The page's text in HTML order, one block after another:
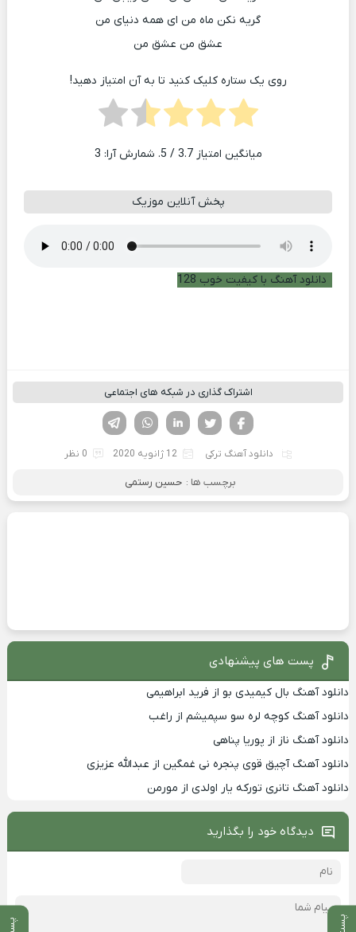
گریه نکن ماه من ای همه دنیای من
عشق من عشق من
روی یک ستاره کلیک کنید تا به آن امتیاز دهید!
میانگین امتیاز3.7 / 5. شمارش آرا: 3
پخش آنلاین موزیک
دانلود آهنگ با کیفیت خوب 128
اشتراک گذاری در شبکه های اجتماعی
لینکدین تویتر
فیسوک
دانلود آهنگ ترکی 12 ژانویه 2020 0 نظر
برچسب ها : حسین رستمی
پست های پیشنهادی
دانلود آهنگ بال کیمیدی بو از فرید ابراهیمی
دانلود آهنگ کوچه لره سو سپمیشم از راغب
دانلود آهنگ ناز از پوریا پناهی
دانلود آهنگ آچیق قوی پنجره نی غمگین از عبدالله عزیزی
دانلود آهنگ تانری تورکه یار اولدی از مورمن
دیدگاه خود را بگذارید